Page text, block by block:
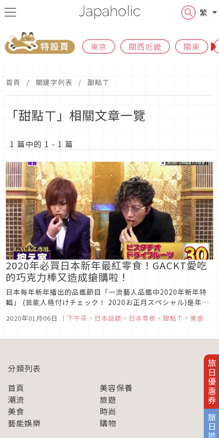
繁
東京 關西近畿 關東
旅日優惠券
首頁 關鍵字列表 甜點ㄒ
「甜點ㄒ」相關文章一覽
1 篇中的 1 - 1 篇
2020年必買日本新年最紅零食！GACKT愛吃
的巧克力棒又造成搶購啦！
日本每年新年播出的品鑑節目「一流藝人品鑑中2020年新年特
輯」 (芸能人格付けチェック！ 2020お正月スペシャル)是年初
收視率最高的節目，而其中實力超強、在節目中已58連勝的
GACKT繼去年跟YOSHIKI大吃零食造成廠商一整年都供不應求
2020年01月06日 ｜ 下午茶 、 日本話題 、 日本零食 、 甜點ㄒ 、 美食
分類列表
首頁
美容保養
潮流
旅遊
美食
時尚
藝能娛樂
購物